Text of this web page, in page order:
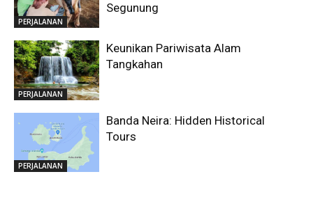
PERJALANAN
Segunung
PERJALANAN
Keunikan Pariwisata Alam
Tangkahan
PERJALANAN
Banda Neira: Hidden Historical
Tours